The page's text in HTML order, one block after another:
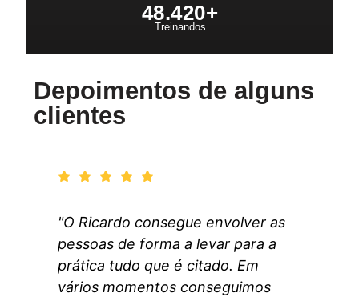
Treinandos
48.420+
Depoimentos de alguns
clientes
"O Ricardo consegue envolver as
pessoas de forma a levar para a
prática tudo que é citado. Em
vários momentos conseguimos